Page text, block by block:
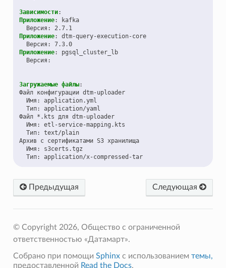
Зависимости:
Приложение:
kafka
Версия :
2.7.1
Приложение:
dtm-query-execution-core
Версия :
7.3.0
Приложение:
pgsql_cluster_lb
Версия :
Загружаемые файлы:
Файл конфигурации dtm-uploader
Имя :
application.yml
Тип:
application/yaml
Файл *.kts для dtm-uploader
Имя :
etl-service-mapping.kts
Тип:
text/plain
Архив с сертификатами S3 хранилища
Имя :
s3certs.tgz
Тип: application/x-compressed-tar
Предыдущая Следующая
© Copyright 2026, Общество с ограниченной
ответственностью «Датамарт».
Собрано при помощи Sphinxс использованием темы,
предоставленной Read the Docs.